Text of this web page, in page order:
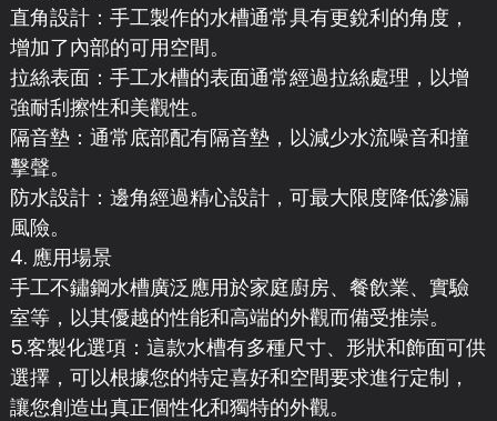
直角設計：手工製作的水槽通常具有更銳利的角度，
增加了內部的可用空間。
拉絲表面：手工水槽的表面通常經過拉絲處理，以增
強耐刮擦性和美觀性。
隔音墊：通常底部配有隔音墊，以減少水流噪音和撞
擊聲。
防水設計：邊角經過精心設計，可最大限度降低滲漏
風險。
4. 應用場景
手工不鏽鋼水槽廣泛應用於家庭廚房、餐飲業、實驗
室等，以其優越的性能和高端的外觀而備受推崇。
5.客製化選項：這款水槽有多種尺寸、形狀和飾面可供
選擇，可以根據您的特定喜好和空間要求進行定制，
讓您創造出真正個性化和獨特的外觀。